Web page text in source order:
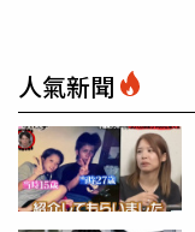
人氣新聞